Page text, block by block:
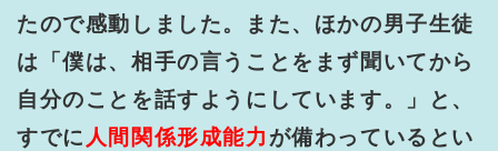
たので感動しました。また、ほかの男子生徒
は「僕は、相手の言うことをまず聞いてから
自分のことを話すようにしています。」と、
すでに 人間関係形成能力 が備わっているとい